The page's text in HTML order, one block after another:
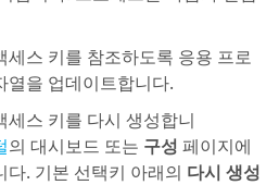
세스 키를 참조하도록 응용 프로
열을 업데이트합니다.
세스 키를 다시 생성합니
의 대시보드 또는 구성 페이지에
다. 기본 선택키 아래의 다시 생성